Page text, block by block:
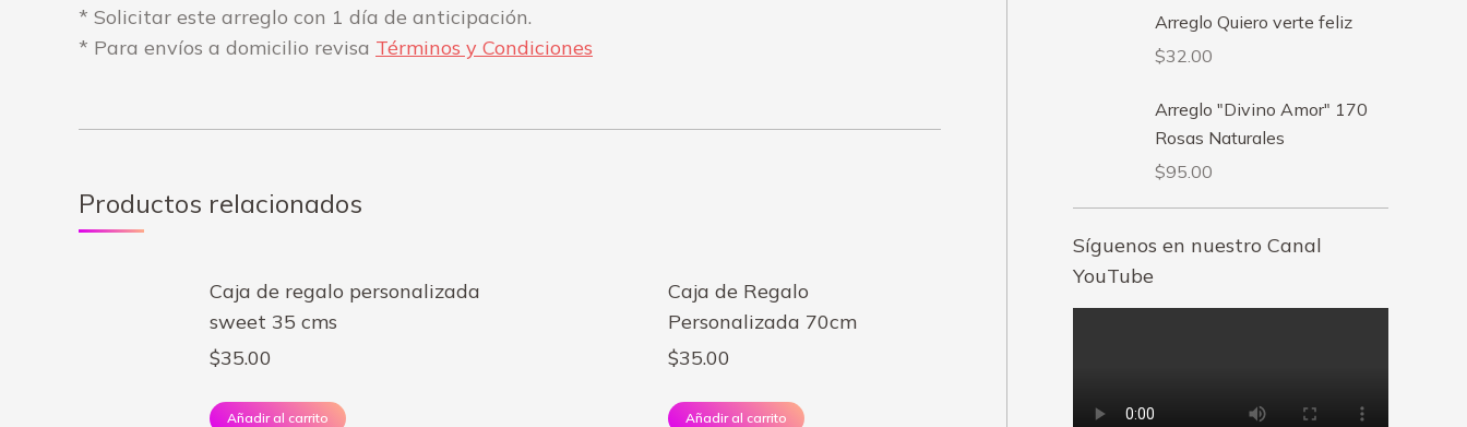
* Solicitar este arreglo con 1 día de anticipación.
* Para envíos a domicilio revisa Términos y Condiciones
Productos relacionados
Caja de regalo personalizada
sweet 35 cms
$35.00
Añadir al carrito
Caja de Regalo
Personalizada 70cm
$35.00
Añadir al carrito
Arreglo Quiero verte feliz
$32.00
Arreglo "Divino Amor" 170
Rosas Naturales
$95.00
Síguenos en nuestro Canal
YouTube